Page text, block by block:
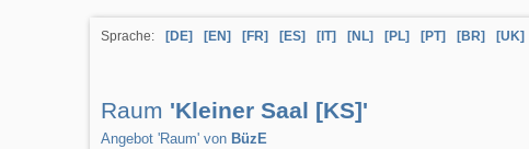
Sprache: [DE] [EN] [FR] [ES] [IT] [NL] [PL] [PT] [BR] [UK]
Raum 'Kleiner Saal [KS]'
Angebot 'Raum' von BüzE